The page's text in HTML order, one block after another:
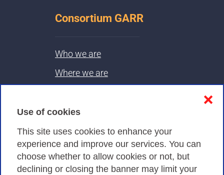
Use of cookies
This site uses cookies to enhance your
experience and improve our services. You can
choose whether to allow cookies or not, but
declining or closing the banner may limit your
❌
Consortium GARR
Who we are
Where we are
Privacy
Privacy Policy